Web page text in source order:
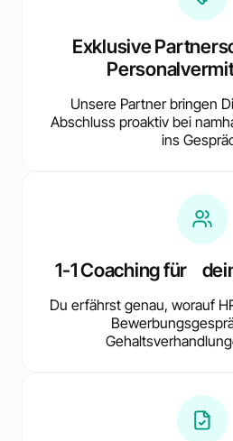
Exklusive
Unsere Partner bringen
Abschluss proaktiv bei
ins
1-1 Coaching für
Du erfährst genau, worauf